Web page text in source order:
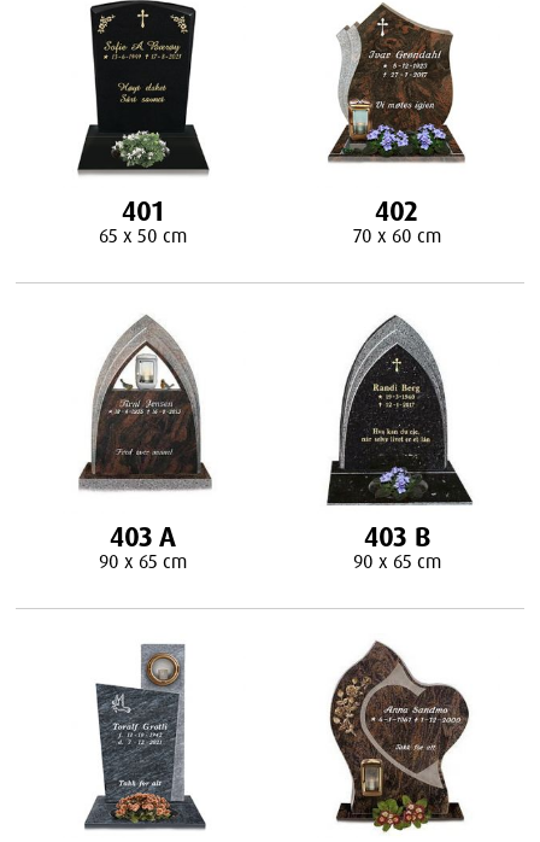
401
65 x 50 cm
402
70 x 60 cm
403 A
90 x 65 cm
403 B
90 x 65 cm